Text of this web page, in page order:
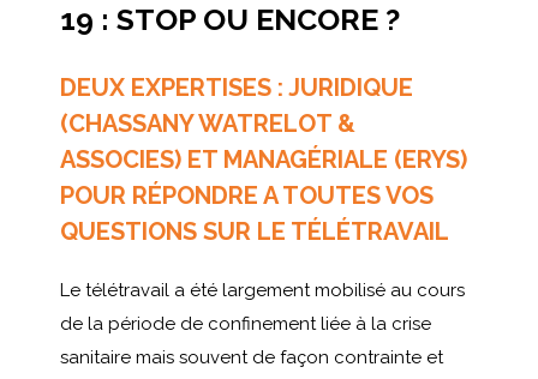
19 : STOP OU ENCORE ?
DEUX EXPERTISES : JURIDIQUE
(CHASSANY WATRELOT &
ASSOCIES) ET MANAGÉRIALE (ERYS)
POUR RÉPONDRE A TOUTES VOS
QUESTIONS SUR LE TÉLÉTRAVAIL
Le télétravail a été largement mobilisé au cours
de la période de confinement liée à la crise
sanitaire mais souvent de façon contrainte et